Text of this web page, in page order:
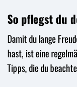
So pflegst du
Damit du lange
hast, ist eine
Tipps, die du